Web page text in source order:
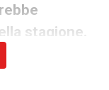
stagione.
per